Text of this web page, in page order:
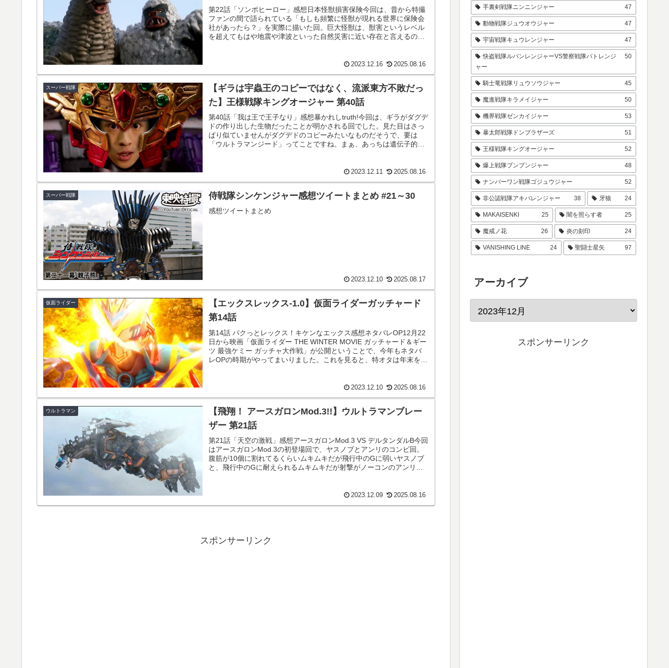
第22話「ソンポヒーロー」感想日本怪獣損害保険今回は、昔から特撮
ファンの間で語られている「もしも頻繁に怪獣が現れる世界に保険会
社があったら？」を実際に描いた回。巨大怪獣は、獣害というレベル
を超えてもはや地震や津波といった自然災害に近い存在と言えるの
2023.12.16 2025.08.16
スーパー戦隊
【ギラは宇蟲王のコピーではなく、流派東方不敗だっ
た】王様戦隊キングオージャー 第40話
第40話「我は王で王子なり」感想暴かれしtruth!今回は、ギラがダグデ
ドの作り出した生物だったことが明かされる回でした。見た目はさっ
ぱり似ていませんがダグデドのコピーみたいなものだそうで、要は
「ウルトラマンジード」ってことですね。まぁ、あっちは遺伝子的に
2023.12.11 2025.08.16
スーパー戦隊 侍戦隊シンケンジャー感想ツイートまとめ #21～30
感想ツイートまとめ
2023.12.10 2025.08.17
仮面ライダー
【エックスレックス-1.0】仮面ライダーガッチャード
第14話
第14話 パクっとレックス！キケンなエックス感想ネタバレOP12月22
日から映画「仮面ライダー THE WINTER MOVIE ガッチャード＆ギー
ツ 最強ケミー ガッチャ大作戦」が公開ということで、今年もネタバ
レOPの時期がやってまいりました。これを見ると、特オタは年末を実
2023.12.10 2025.08.16
ウルトラマン
【飛翔！ アースガロンMod.3!!】ウルトラマンブレー
ザー 第21話
第21話「天空の激戦」感想アースガロンMod.3 VS デルタンダルB今回
はアースガロンMod.3の初登場回で、ヤスノブとアンリのコンビ回。
腹筋が10個に割れてるくらいムキムキだが飛行中のGに弱いヤスノブ
と、飛行中のGに耐えられるムキムキだが射撃がノーコンのアンリ
2023.12.09 2025.08.16
スポンサーリンク
手裏剣戦隊ニンニンジャー 47
動物戦隊ジュウオウジャー 47
宇宙戦隊キュウレンジャー 47
快盗戦隊ルパンレンジャーVS警察戦隊パトレンジ
ャー
50
騎士竜戦隊リュウソウジャー 45
魔進戦隊キラメイジャー 50
機界戦隊ゼンカイジャー 53
暴太郎戦隊ドンブラザーズ 51
王様戦隊キングオージャー 52
爆上戦隊ブンブンジャー 48
ナンバーワン戦隊ゴジュウジャー 52
非公認戦隊アキバレンジャー 38 牙狼 24
MAKAISENKI 25 闇を照らす者 25
魔戒ノ花 26 炎の刻印 24
VANISHING LINE 24 聖闘士星矢 97
アーカイブ
スポンサーリンク